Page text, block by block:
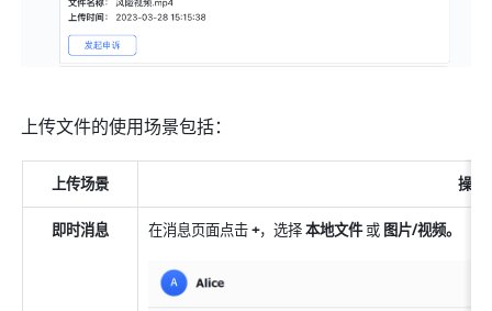
上传文件的使用场景包括：
上传场景 操作
即时消息 在消息页面点击 +，选择 本地文件 或 图片/视频。